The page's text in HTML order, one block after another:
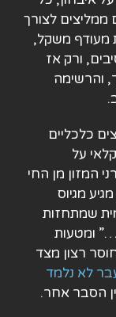
לצורך
מעודף משקל,
ורק אז
והרשימה
כלכליים
על
המזון מן החי
מגיוס
שמתחזות
ומטעות
רצון מצד
לא נלמד
הסבר אחר.